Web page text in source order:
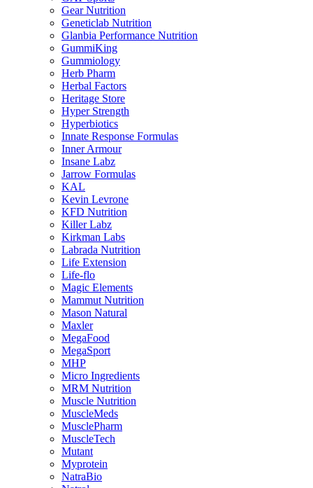
Gear Nutrition
Geneticlab Nutrition
Glanbia Performance Nutrition
GummiKing
Gummiology
Herb Pharm
Herbal Factors
Heritage Store
Hyper Strength
Hyperbiotics
Innate Response Formulas
Inner Armour
Insane Labz
Jarrow Formulas
KAL
Kevin Levrone
KFD Nutrition
Killer Labz
Kirkman Labs
Labrada Nutrition
Life Extension
Life-flo
Magic Elements
Mammut Nutrition
Mason Natural
Maxler
MegaFood
MegaSport
MHP
Micro Ingredients
MRM Nutrition
Muscle Nutrition
MuscleMeds
MusclePharm
MuscleTech
Mutant
Myprotein
NatraBio